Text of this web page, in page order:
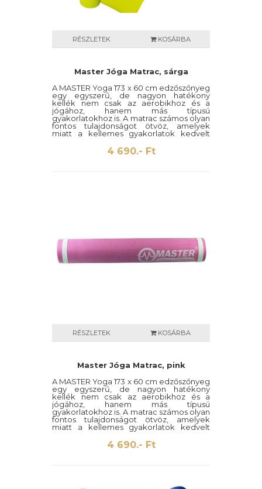
RÉSZLETEK KOSÁRBA
Master Jóga Matrac, sárga
A MASTER Yoga 173 x 60 cm edzőszőnyeg
egy egyszerű, de nagyon hatékony
kellék nem csak az aerobikhoz és a
jógához, hanem más típusú
gyakorlatokhoz is. A matrac számos olyan
fontos tulajdonságot ötvöz, amelyek
miatt a kellemes gyakorlatok kedvelt
4 690.- Ft
RÉSZLETEK KOSÁRBA
Master Jóga Matrac, pink
A MASTER Yoga 173 x 60 cm edzőszőnyeg
egy egyszerű, de nagyon hatékony
kellék nem csak az aerobikhoz és a
jógához, hanem más típusú
gyakorlatokhoz is. A matrac számos olyan
fontos tulajdonságot ötvöz, amelyek
miatt a kellemes gyakorlatok kedvelt
4 690.- Ft